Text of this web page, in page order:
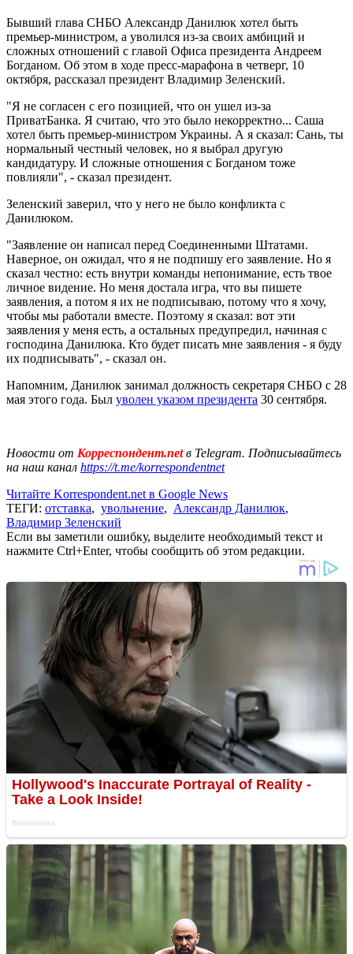
Бывший глава СНБО Александр Данилюк хотел быть
премьер-министром, а уволился из-за своих амбиций и
сложных отношений с главой Офиса президента Андреем
Богданом. Об этом в ходе пресс-марафона в четверг, 10
октября, рассказал президент Владимир Зеленский.
"Я не согласен с его позицией, что он ушел из-за
ПриватБанка. Я считаю, что это было некорректно... Саша
хотел быть премьер-министром Украины. А я сказал: Сань, ты
нормальный честный человек, но я выбрал другую
кандидатуру. И сложные отношения с Богданом тоже
повлияли", - сказал президент.
Зеленский заверил, что у него не было конфликта с
Данилюком.
"Заявление он написал перед Соединенными Штатами.
Наверное, он ожидал, что я не подпишу его заявление. Но я
сказал честно: есть внутри команды непонимание, есть твое
личное видение. Но меня достала игра, что вы пишете
заявления, а потом я их не подписываю, потому что я хочу,
чтобы мы работали вместе. Поэтому я сказал: вот эти
заявления у меня есть, а остальных предупредил, начиная с
господина Данилюка. Кто будет писать мне заявления - я буду
их подписывать", - сказал он.
Напомним, Данилюк занимал должность секретаря СНБО с 28
мая этого года. Был уволен указом президента 30 сентября.
Новости от Корреспондент.netв Telegram. Подписывайтесь
на наш канал https://t.me/korrespondentnet
Читайте Korrespondent.net в Google News
ТЕГИ: отставка, увольнение, Александр Данилюк,
Владимир Зеленский
Если вы заметили ошибку, выделите необходимый текст и
нажмите Ctrl+Enter, чтобы сообщить об этом редакции.